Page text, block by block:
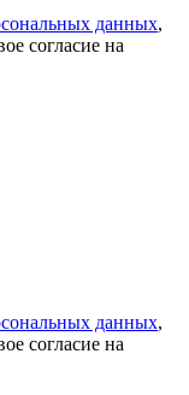
данных,
согласие на
данных,
согласие на